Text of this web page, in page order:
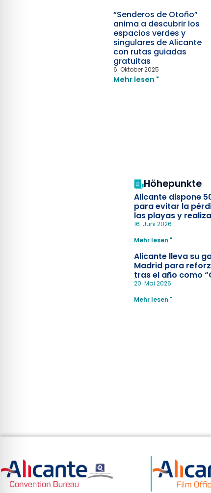
“Senderos de Otoño”
anima a descubrir los
espacios verdes y
singulares de Alicante
con rutas guiadas
gratuitas
6. Oktober 2025
Mehr lesen "
Höhepunkte
Alicante dispone
para evitar la
las playas y
simulacro de
16. Juni 2026
Mehr lesen "
Alicante lleva su
Madrid para
tras el año como
Española”
20. Mai 2026
Mehr lesen "